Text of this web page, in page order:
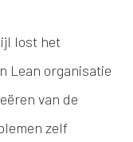
lost het
Lean organisatie
van de
zelf